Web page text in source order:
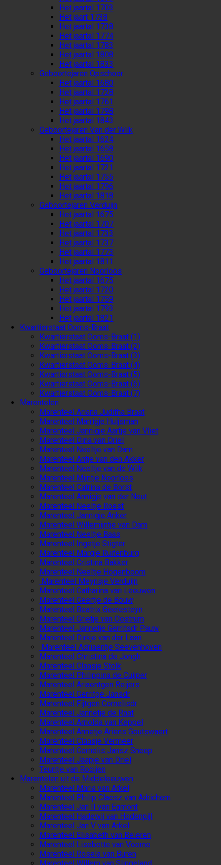
Het jaartal 1703
Het jaart 1738
Het jaartal 1738
Het jaartal 1774
Het jaartal 1783
Het jaartal 1808
Het jaartal 1833
Geboortejaren Opschoor
Het jaartal 1680
Het jaartal 1728
Het jaartal 1761
Het jaartal 1798
Het jaartal 1843
Geboortejaren Van der Wilk
Het jaartal 1624
Het jaartal 1658
Het jaartal 1690
Het jaartal 1721
Het jaartal 1755
Het jaartal 1796
Het jaartal 1818
Geboortejaren Verduijn
Het jaartal 1675
Het jaartal 1707
Het jaartal 1733
Het jaartal 1737
Het jaartal 1773
Het jaartal 1811
Geboortejaren Noorloos
Het jaartal 1675
Het jaartal 1720
Het jaartal 1759
Het jaartal 1793
Het jaartal 1821
Kwartierstaat Ooms-Braat
Kwartierstaat Ooms-Braat (1)
Kwartierstaat Ooms-Braat (2)
Kwartierstaat Ooms-Braat (3)
Kwartierstaat Ooms-Braat (4)
Kwartierstaat Ooms-Braat (5)
Kwartierstaat Ooms-Braat (6)
Kwartierstaat Ooms-Braat (7)
Marentelen
Marenteel Ariana Juditha Braat
Marenteel Marrigje Huijsman
Marenteel Jannigje Aartje van Vliet
Marenteel Dina van Driel
Marenteel Neeltje van Dam
Marenteel Antje van den Akker
Marenteel Neeltje van de Wilk
Marenteel Mijntje Noorloos
Marenteel Catrina de Borst
Marenteel Annigje van der Neut
Marenteel Neeltje Roest
Marenteel Jannigje Anker
Marenteel Willemijntje van Dam
Marenteel Neeltje Baas
Marenteel Ingetje Stigter
Marenteel Margje Ruitenburg
Marenteel Cristina Bakker
Marenteel Neeltje Hogenboom
Marenteel Meynsje Verduijn
Marenteel Catharina van Leeuwen
Marenteel Geertje de Bouw
Marenteel Beatrix Geeresteyn
Marenteel Grietje van Oostrum
Marenteel Jannetje Gerritsdr Pauw
Marenteel Dirkje van der Laan
Marenteel Adriaentje Seevenhoven
Marenteel Christina de Jongh
Marenteel Claasje Stolk
Marenteel Philippina de Cuijper
Marenteel Ariaentgen Reijers
Marenteel Gerritge Jansdr
Marenteel Fijtgen Cornelisdr
Marenteel Jannetje de Raat
Marenteel Arnolda van Keppel
Marenteel Annetje Ariens Goutswaert
Marenteel Claasje Vermeer
Marenteel Cornelis Jansz Sneep
Marenteel Jaapje van Driel
Teuntje van Rooijen
Marentelen uit de Middeleeuwen
Marenteel Maria van Arkel
Marenteel Philip Claesz van Adrichem
Marenteel Jan II van Egmont
Marenteel Hadewij van Hodenpijl
Marenteel Jan V van Arkel
Marenteel Elisabeth van Beieren
Marenteel Lisebette van Voorne
Marenteel Rosela van Buren